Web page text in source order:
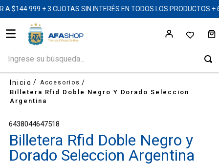
$144.999 + 3 CUOTAS SIN INTERÉS EN TODOS LOS PRODUCTOS
Accesorios
Billetera Rfid Doble Negro Y Dorado Seleccion
Argentina
6438044647518
Billetera Rfid Doble Negro y
Dorado Seleccion Argentina